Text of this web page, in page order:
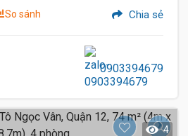
So sánh Chia sẻ
0903394679
4